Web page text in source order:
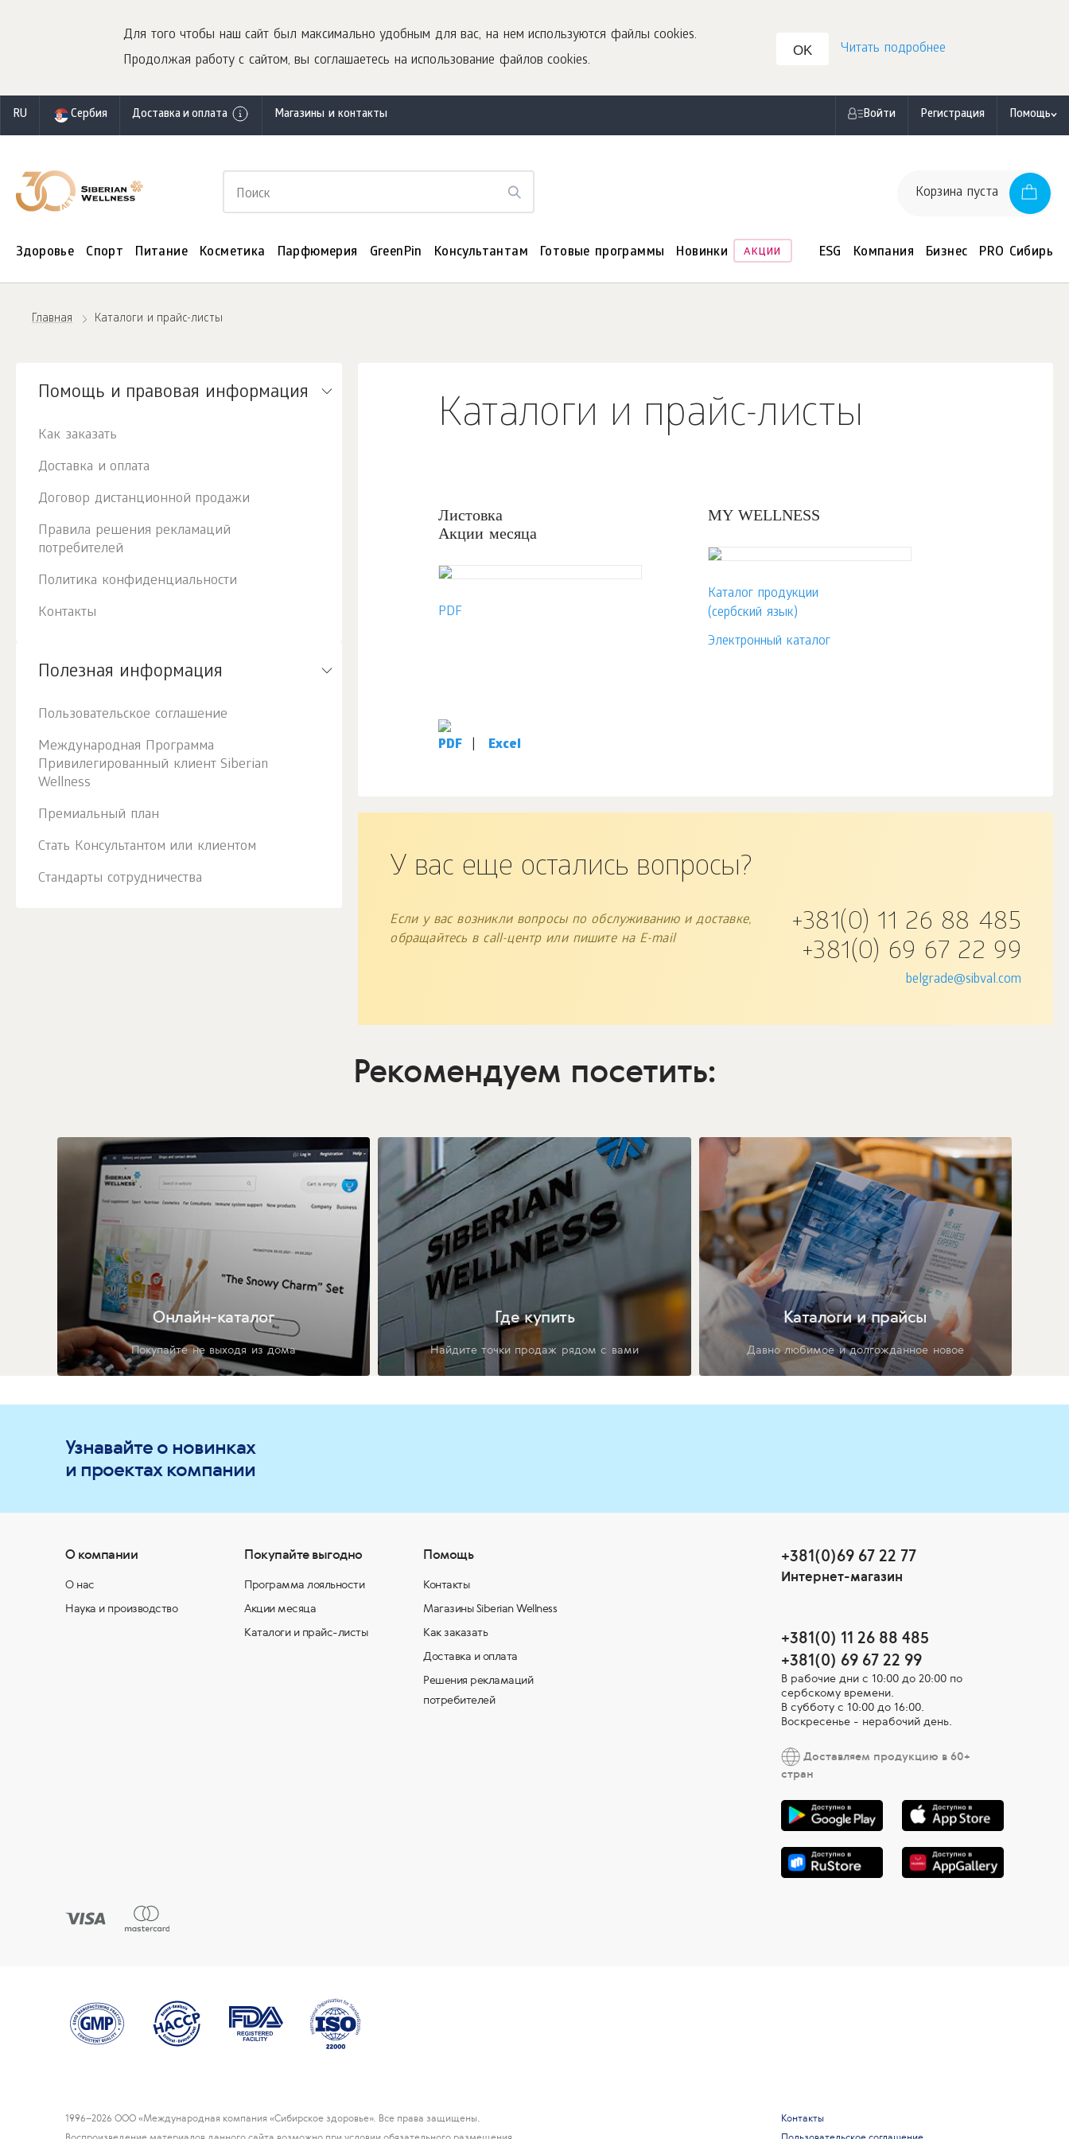
Для того чтобы наш сайт был максимально удобным для вас, на нем используются файлы cookies.
Продолжая работу с сайтом, вы соглашаетесь на использование файлов cookies.
OK Читать подробнее
RU Сербия Доставка и оплата Магазины и контакты Войти Регистрация Помощь
Корзина пуста
Здоровье Спорт Питание Косметика Парфюмерия GreenPin Консультантам Готовые программы Новинки АКЦИИ ESG Компания Бизнес PRO Сибирь
Главная Каталоги и прайс-листы
Каталоги и прайс-листы
Листовка
Акции месяца
PDF
MY WELLNESS
Каталог продукции
(сербский язык)
Электронный каталог
PDF Excel
У вас еще остались вопросы?
Если у вас возникли вопросы по обслуживанию и доставке,
обращайтесь в call-центр или пишите на E-mail
+381(0) 11 26 88 485
+381(0) 69 67 22 99
belgrade@sibval.com
Помощь и правовая информация
Как заказать
Доставка и оплата
Договор дистанционной продажи
Правила решения рекламаций
потребителей
Политика конфиденциальности
Контакты
Полезная информация
Пользовательское соглашение
Международная Программа
Привилегированный клиент Siberian
Wellness
Премиальный план
Стать Консультантом или клиентом
Стандарты сотрудничества
Рекомендуем посетить:
Онлайн-каталог
Покупайте не выходя из дома
Где купить
Найдите точки продаж рядом с вами
Каталоги и прайсы
Давно любимое и долгожданное новое
Узнавайте о новинках
и проектах компании
О компании
О нас
Наука и производство
Покупайте выгодно
Программа лояльности
Акции месяца
Каталоги и прайс-листы
Помощь
Контакты
Магазины Siberian Wellness
Как заказать
Доставка и оплата
Решения рекламаций
потребителей
+381(0)69 67 22 77
Интернет-магазин
+381(0) 11 26 88 485
+381(0) 69 67 22 99
В рабочие дни c 10:00 до 20:00 по
сербскому времени.
В субботу с 10:00 дo 16:00.
Воскресенье - нерабочий день.
Доставляем продукцию в 60+
стран
1996–2026 ООО «Международная компания «Сибирское здоровье». Все права защищены.
Контакты